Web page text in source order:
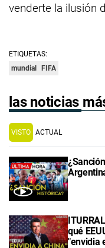
venderte la ilusión
ETIQUETAS:
mundial FIFA
las noticias
VISTO ACTUAL
qué
"envidia